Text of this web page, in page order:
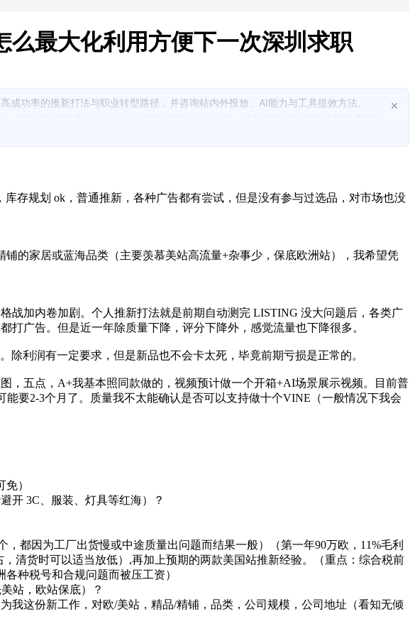
最大化利用方便下一次深圳求职
×
成功率的推新打法与职业转型路径，并咨询站内外投放、AI能力与工具提效方法。
担心推起来后断货，也担心质量不稳导致Vine差评，核心是要在节奏、评价、广告
或更适合美站精品与精铺的方向，并给出理由以支撑选品与求职定位。
年，但欧站业绩多来自接老品且公司合规由老板承担，担心被认为能力不可迁移从而
存规划 ok，普通推新，各种广告都有尝试，但是没有参与过选品，对市场也没
的家居或蓝海品类（主要羡慕美站高流量+杂事少，保底欧洲站），我希望凭
战加内卷加剧。个人推新打法就是前期自动测完 LISTING 没大问题后，各类广
广告。但是近一年除质量下降，评分下降外，感觉流量也下降很多。
利润有一定要求，但是新品也不会卡太死，毕竟前期亏损是正常的。
，五点，A+我基本照同款做的，视频预计做一个开箱+AI场景展示视频。目前普
要2-3个月了。质量我不太能确认是否可以支持做十个VINE（一般情况下我会
）
开 3C、服装、灯具等红海）？
都因为工厂出货慢或中途质量出问题而结果一般）（第一年90万欧，11%毛利
清货时可以适当放低）,再加上预期的两款美国站推新经验。（重点：综合税前
种税号和合规问题而被压工资）
站，欧站保底）？
我这份新工作，对欧/美站，精品/精铺，品类，公司规模，公司地址（看知无倾